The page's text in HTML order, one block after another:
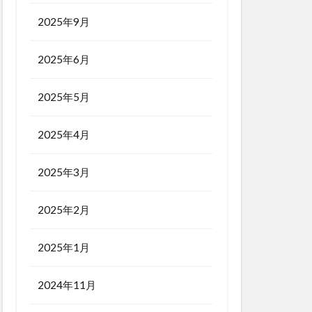
2025年9月
2025年6月
2025年5月
2025年4月
2025年3月
2025年2月
2025年1月
2024年11月